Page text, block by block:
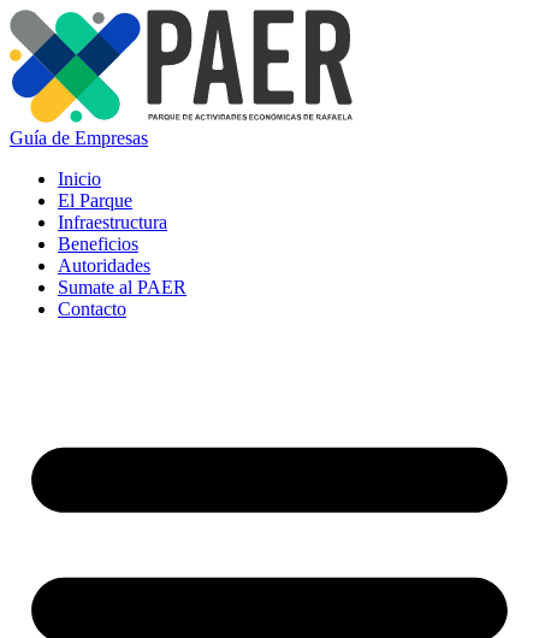
Guía de Empresas
Inicio
El Parque
Infraestructura
Beneficios
Autoridades
Sumate al PAER
Contacto